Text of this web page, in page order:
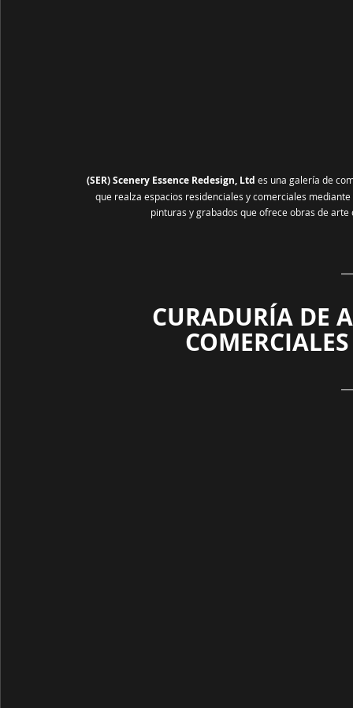
(SER) Scenery Essence Redesign, Ltd es una galería de
que realza espacios residenciales y comerciales
pinturas y grabados que ofrece obras de
CURADURÍA DE